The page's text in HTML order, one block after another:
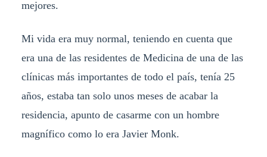
mejores.
Mi vida era muy normal, teniendo en cuenta que
era una de las residentes de Medicina de una de las
clínicas más importantes de todo el país, tenía 25
años, estaba tan solo unos meses de acabar la
residencia, apunto de casarme con un hombre
magnífico como lo era Javier Monk.